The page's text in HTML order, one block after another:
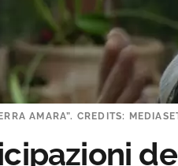
AMARA”. CREDITS: